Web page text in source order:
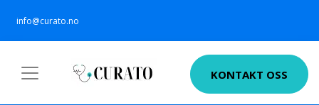
info@curato.no
KONTAKT OSS